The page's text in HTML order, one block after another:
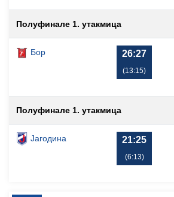
Полуфинале 1. утакмица
Бор 26:27
(13:15)
Полуфинале 1. утакмица
Јагодина 21:25
(6:13)